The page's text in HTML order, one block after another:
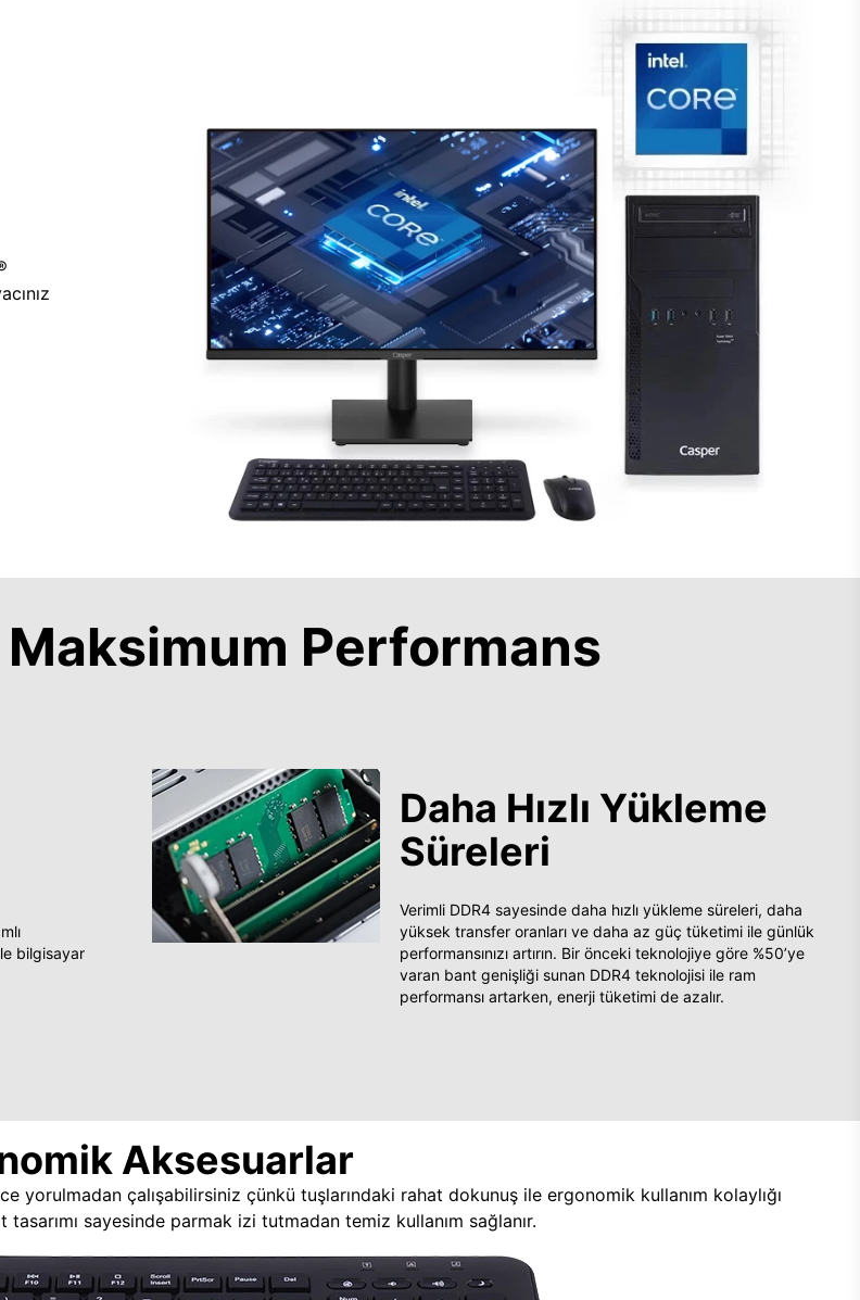
Performans
bilgisayar
Daha Hızlı Yükleme
Süreleri
Verimli DDR4 sayesinde daha hızlı yükleme süreleri, daha
yüksek transfer oranları ve daha az güç tüketimi ile günlük
performansınızı artırın. Bir önceki teknolojiye göre %50’ye
varan bant genişliği sunan DDR4 teknolojisi ile ram
performansı artarken, enerji tüketimi de azalır.
Aksesuarlar
çalışabilirsiniz çünkü tuşlarındaki rahat dokunuş ile ergonomik kullanım kolaylığı
sayesinde parmak izi tutmadan temiz kullanım sağlanır.